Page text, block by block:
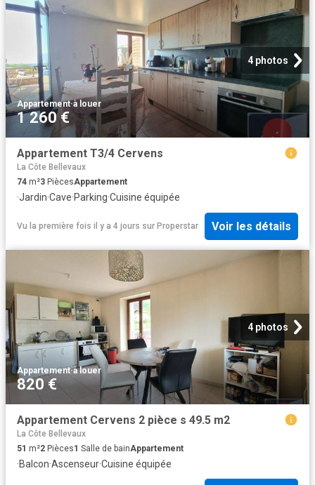
4 photos
Appartement·à louer
1 260 €
Appartement T3/4 Cervens
La Côte Bellevaux
74 m²3 PiècesAppartement
·Jardin·Cave·Parking·Cuisine équipée
Vu la première fois il y a 4 jours sur Properstar Voir les détails
4 photos
Appartement·à louer
820 €
Appartement Cervens 2 pièce s 49.5 m2
La Côte Bellevaux
51 m²2 Pièces1 Salle de bainAppartement
·Balcon·Ascenseur·Cuisine équipée